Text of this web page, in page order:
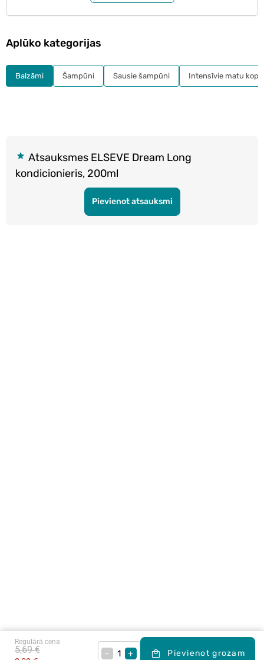
Regulārā cena
5,69 € – + Pievienot grozam
Atsauksmes ELSEVE Dream Long
kondicionieris, 200ml
Pievienot atsauksmi
Aplūko kategorijas
Balzāmi Šampūni Sausie šampūni Intensīvie matu